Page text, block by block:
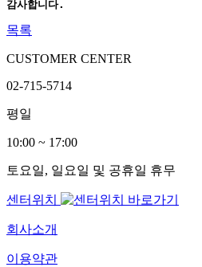
감사합니다.
목록
CUSTOMER CENTER
02-715-5714
평일
10:00 ~ 17:00
토요일, 일요일 및 공휴일 휴무
센터위치
회사소개
이용약관